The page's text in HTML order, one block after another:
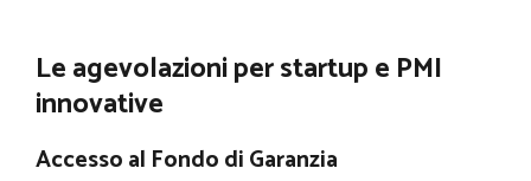
Le agevolazioni per startup e PMI
innovative
Accesso al Fondo di Garanzia